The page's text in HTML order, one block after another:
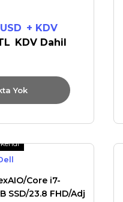
+ KDV
KDV Dahil
Yok
Core i7-
SSD/23.8 FHD/Adj